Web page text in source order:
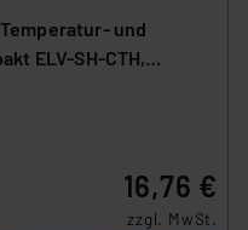
und
ELV-SH-CTH,
16,76 €
zzgl. MwSt.